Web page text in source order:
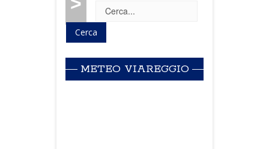
METEO VIAREGGIO